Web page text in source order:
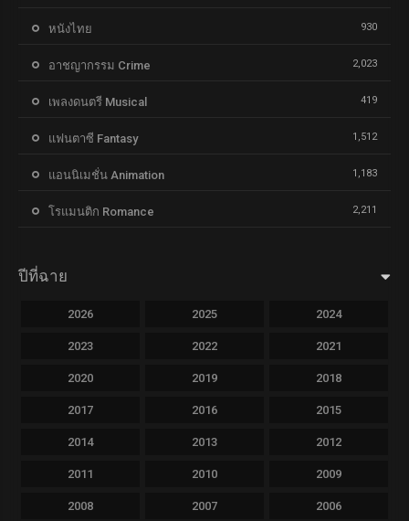
หนังไทย 930
อาชญากรรม Crime 2,023
เพลงดนตรี Musical 419
แฟนตาซี Fantasy 1,512
แอนนิเมชั่น Animation 1,183
โรแมนติก Romance 2,211
ปีที่ฉาย
2026 2025 2024
2023 2022 2021
2020 2019 2018
2017 2016 2015
2014 2013 2012
2011 2010 2009
2008 2007 2006